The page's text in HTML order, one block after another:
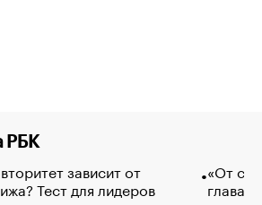
РБК
зависит от
Тест для лидеров
«От
глава